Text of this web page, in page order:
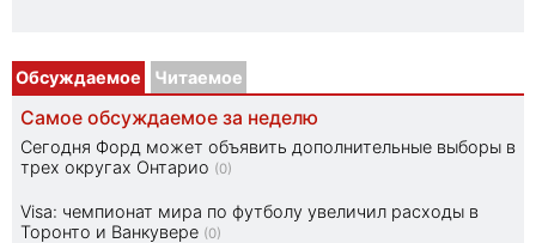
Обсуждаемое Читаемое
Самое обсуждаемое за неделю
Сегодня Форд может объявить дополнительные выборы в
трех округах Онтарио (0)
Visa: чемпионат мира по футболу увеличил расходы в
Торонто и Ванкувере (0)